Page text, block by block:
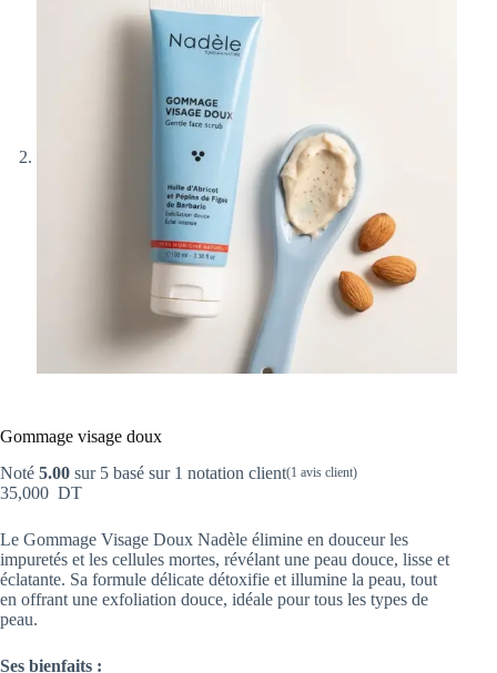
Gommage visage doux
Noté 5.00 sur 5 basé sur 1 notation client(1 avis client)
35,000 DT
Le Gommage Visage Doux Nadèle élimine en douceur les
impuretés et les cellules mortes, révélant une peau douce, lisse et
éclatante. Sa formule délicate détoxifie et illumine la peau, tout
en offrant une exfoliation douce, idéale pour tous les types de
peau.
Ses bienfaits :